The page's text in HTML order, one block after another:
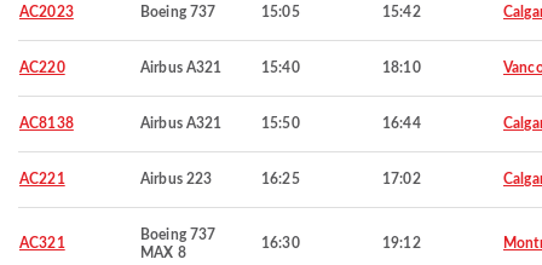
AC2023 Boeing 737 15:05 15:42
AC220 Airbus A321 15:40 18:10
AC8138 Airbus A321 15:50 16:44
AC221 Airbus 223 16:25 17:02
AC321
Boeing 737
MAX 8
16:30 19:12